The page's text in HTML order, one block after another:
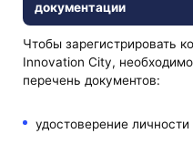
документации
Чтобы зарегистрировать
Innovation City,
перечень документов:
удостоверение личности